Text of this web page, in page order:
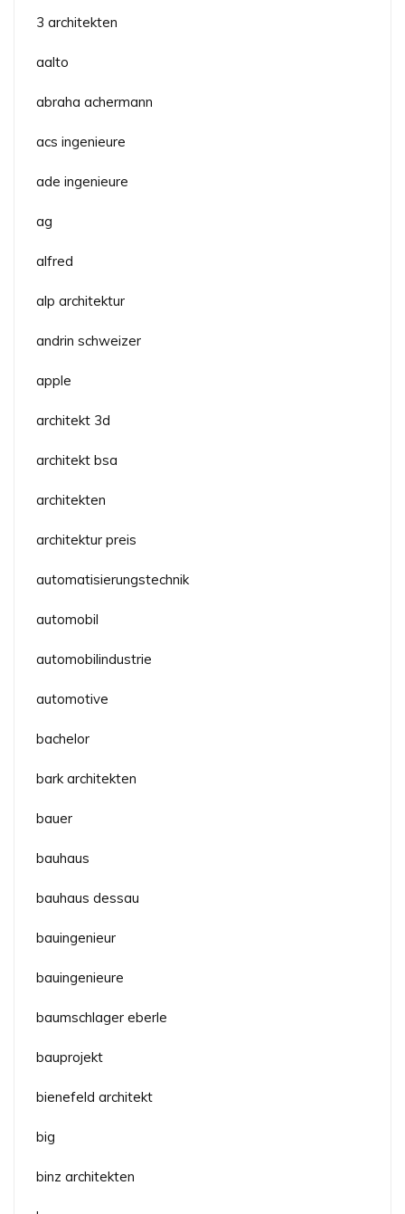
3 architekten
aalto
abraha achermann
acs ingenieure
ade ingenieure
ag
alfred
alp architektur
andrin schweizer
apple
architekt 3d
architekt bsa
architekten
architektur preis
automatisierungstechnik
automobil
automobilindustrie
automotive
bachelor
bark architekten
bauer
bauhaus
bauhaus dessau
bauingenieur
bauingenieure
baumschlager eberle
bauprojekt
bienefeld architekt
big
binz architekten